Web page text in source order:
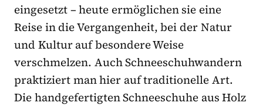
eingesetzt – heute ermöglichen sie eine
Reise in die Vergangenheit, bei der Natur
und Kultur auf besondere Weise
verschmelzen. Auch Schneeschuhwandern
praktiziert man hier auf traditionelle Art.
Die handgefertigten Schneeschuhe aus Holz